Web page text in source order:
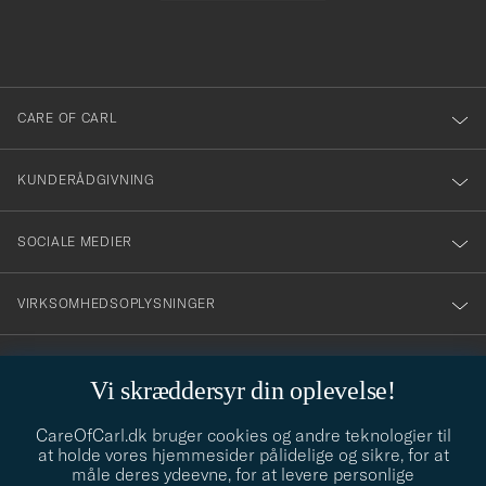
Vi skræddersyr din oplevelse!
CareOfCarl.dk bruger cookies og andre teknologier til
at holde vores hjemmesider pålidelige og sikre, for at
måle deres ydeevne, for at levere personlige
dig
till
vårt
nyhetsbrev!
CARE OF CARL
KUNDERÅDGIVNING
SOCIALE MEDIER
VIRKSOMHEDSOPLYSNINGER
info@careofcarl.dk
Behøver du hjælp til at finde din stil? Lad os hjælpe dig, vi hjælper
gerne til!